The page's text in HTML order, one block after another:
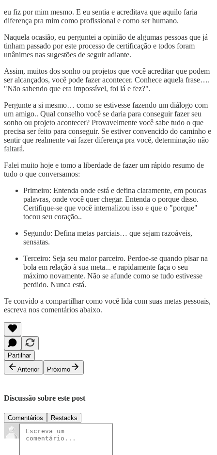
eu fiz por mim mesmo. E eu sentia e acreditava que aquilo faria
diferença pra mim como profissional e como ser humano.
Naquela ocasião, eu perguntei a opinião de algumas pessoas que já
tinham passado por este processo de certificação e todos foram
unânimes nas sugestões de seguir adiante.
Assim, muitos dos sonho ou projetos que você acreditar que podem
ser alcançados, você pode fazer acontecer. Conhece aquela frase….
"Não sabendo que era impossível, foi lá e fez?".
Pergunte a si mesmo… como se estivesse fazendo um diálogo com
um amigo.. Qual conselho você se daria para conseguir fazer seu
sonho ou projeto acontecer? Provavelmente você sabe tudo o que
precisa ser feito para conseguir. Se estiver convencido do caminho e
sentir que realmente vai fazer diferença pra você, determinação não
faltará.
Falei muito hoje e tomo a liberdade de fazer um rápido resumo de
tudo o que conversamos:
Primeiro: Entenda onde está e defina claramente, em poucas
palavras, onde você quer chegar. Entenda o porque disso.
Certifique-se que você internalizou isso e que o "porque"
tocou seu coração..
Segundo: Defina metas parciais… que sejam razoáveis,
sensatas.
Terceiro: Seja seu maior parceiro. Perdoe-se quando pisar na
bola em relação à sua meta... e rapidamente faça o seu
máximo novamente. Não se afunde como se tudo estivesse
perdido. Nunca está.
Te convido a compartilhar como você lida com suas metas pessoais,
escreva nos comentários abaixo.
Partilhar
Anterior
Próximo
Discussão sobre este post
Comentários Restacks